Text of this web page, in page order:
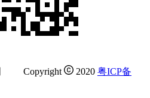
Copyright 2020 粤ICP备